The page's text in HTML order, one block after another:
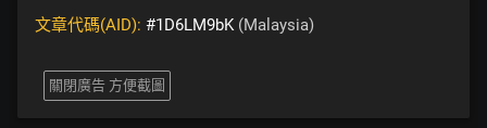
文章代碼(AID): #1D6LM9bK(Malaysia)
關閉廣告 方便截圖